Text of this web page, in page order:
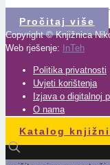
Pročitaj više
Copyright © Knjižnica
Web rješenje: InTeh
Politika privatnosti
Uvjeti korištenja
Izjava o digitalnoj
O nama
Katalog